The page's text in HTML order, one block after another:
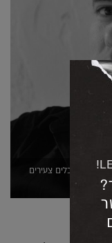
מאדריכלים צעירים